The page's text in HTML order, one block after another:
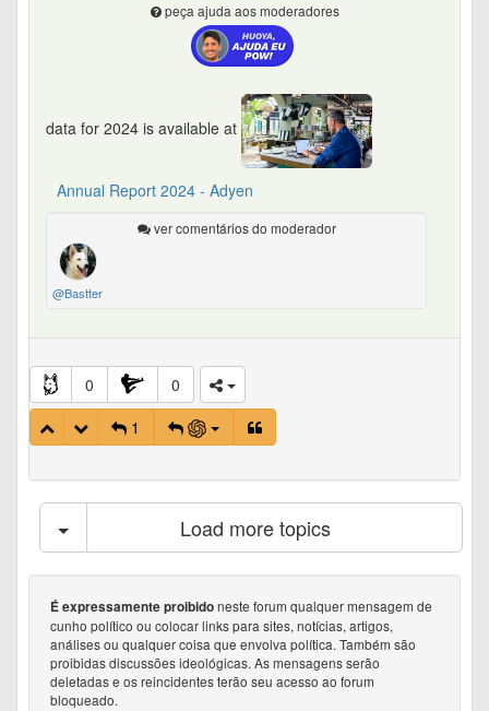
peça ajuda aos moderadores
data for 2024 is available at
Annual Report 2024 - Adyen
ver comentários do moderador
@Bastter
0
0
1
Load more topics
É expressamente proibidoneste forum qualquer mensagem de
cunho político ou colocar links para sites, notícias, artigos,
análises ou qualquer coisa que envolva política. Também são
proibidas discussões ideológicas. As mensagens serão
deletadas e os reincidentes terão seu acesso ao forum
bloqueado.